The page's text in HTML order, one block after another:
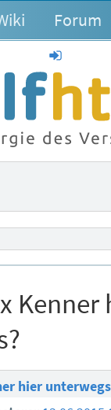
Forum
Kenner
hier